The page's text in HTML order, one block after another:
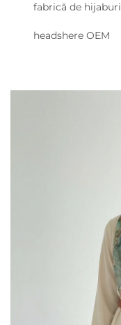
fabrică de hijaburi
headshere OEM